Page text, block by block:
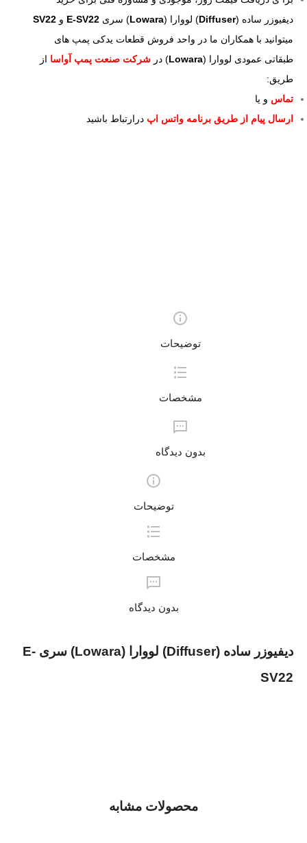
دیفیوزر ساده (Diffuser) لووارا (Lowara) سری E-SV22 و SV22
میتوانید با همکاران ما در واحد فروش قطعات یدکی پمپ های
طبقاتی عمودی لووارا (Lowara) در شرکت صنعت پمپ آواسا از
طریق:
تماس و یا
ارسال پیام از طریق برنامه واتس اپ درارتباط باشید
توضیحات
مشخصات
بدون دیدگاه
توضیحات
مشخصات
بدون دیدگاه
دیفیوزر ساده (Diffuser) لووارا (Lowara) سری E-
SV22
محصولات مشابه